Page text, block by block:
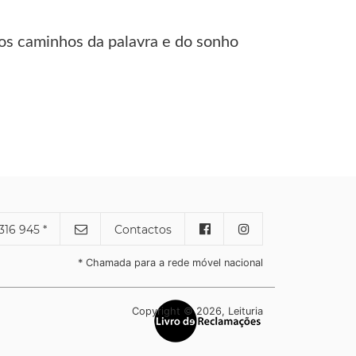
caminhos da palavra e do sonho
945 * Contactos
* Chamada para a rede móvel nacional
Copyright © 2026, Leituria